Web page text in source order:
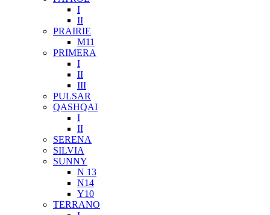
I
II
PRAIRIE
M11
PRIMERA
I
II
III
PULSAR
QASHQAI
I
II
SERENA
SILVIA
SUNNY
N 13
N14
Y10
TERRANO